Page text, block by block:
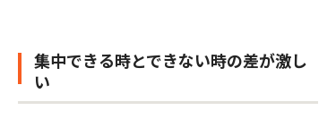
集中できる時とできない時の差が激し
い